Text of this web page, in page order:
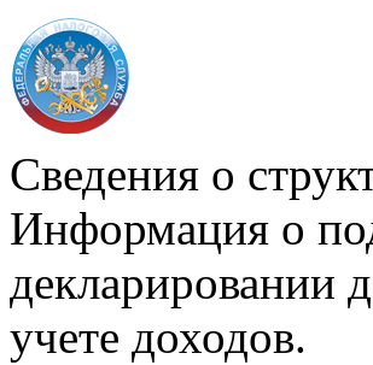
Сведения о
Информация о
декларировании
учете доходов.